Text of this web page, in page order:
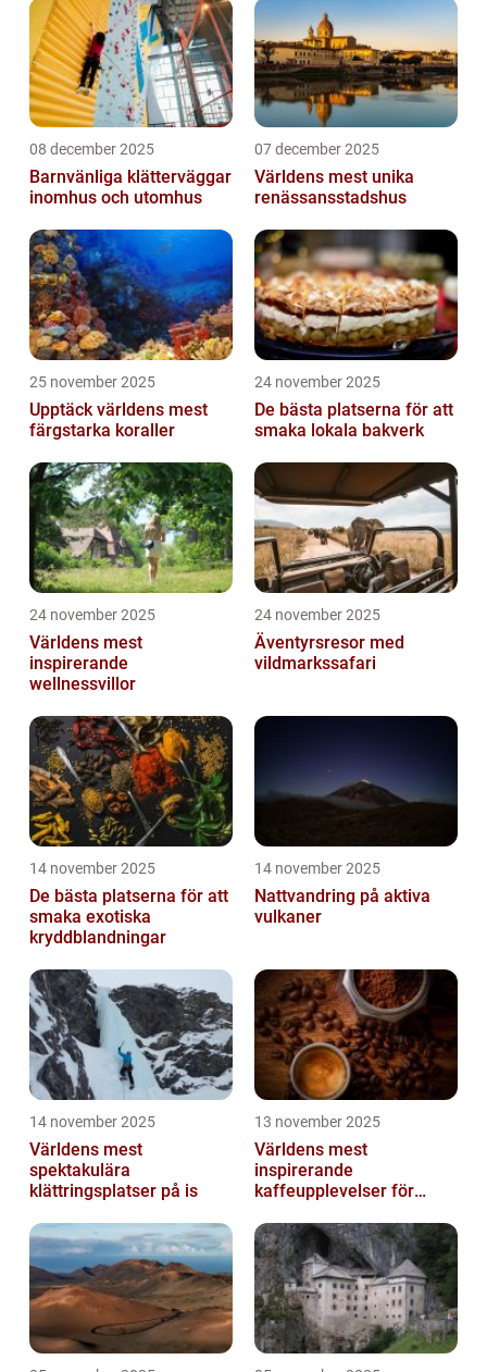
08 december 2025
Barnvänliga klätterväggar
inomhus och utomhus
07 december 2025
Världens mest unika
renässansstadshus
25 november 2025
Upptäck världens mest
färgstarka koraller
24 november 2025
De bästa platserna för att
smaka lokala bakverk
24 november 2025
Världens mest
inspirerande
wellnessvillor
24 november 2025
Äventyrsresor med
vildmarkssafari
14 november 2025
De bästa platserna för att
smaka exotiska
kryddblandningar
14 november 2025
Nattvandring på aktiva
vulkaner
14 november 2025
Världens mest
spektakulära
klättringsplatser på is
13 november 2025
Världens mest
inspirerande
kaffeupplevelser för